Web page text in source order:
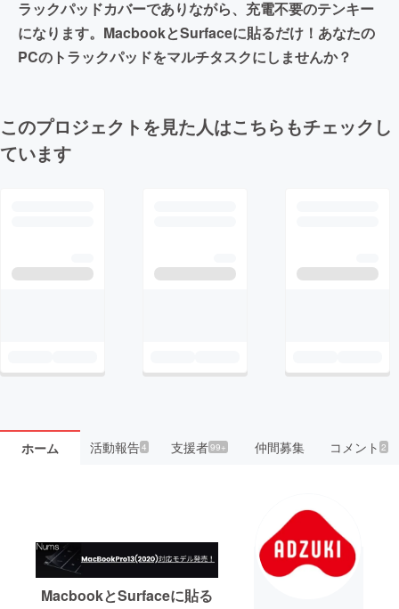
ラックパッドカバーでありながら、充電不要のテンキー
になります。MacbookとSurfaceに貼るだけ！あなたの
PCのトラックパッドをマルチタスクにしませんか？
このプロジェクトを見た人はこちらもチェックし
ています
ホーム 活動報告4 支援者99+ 仲間募集 コメント2
MacbookとSurfaceに貼る